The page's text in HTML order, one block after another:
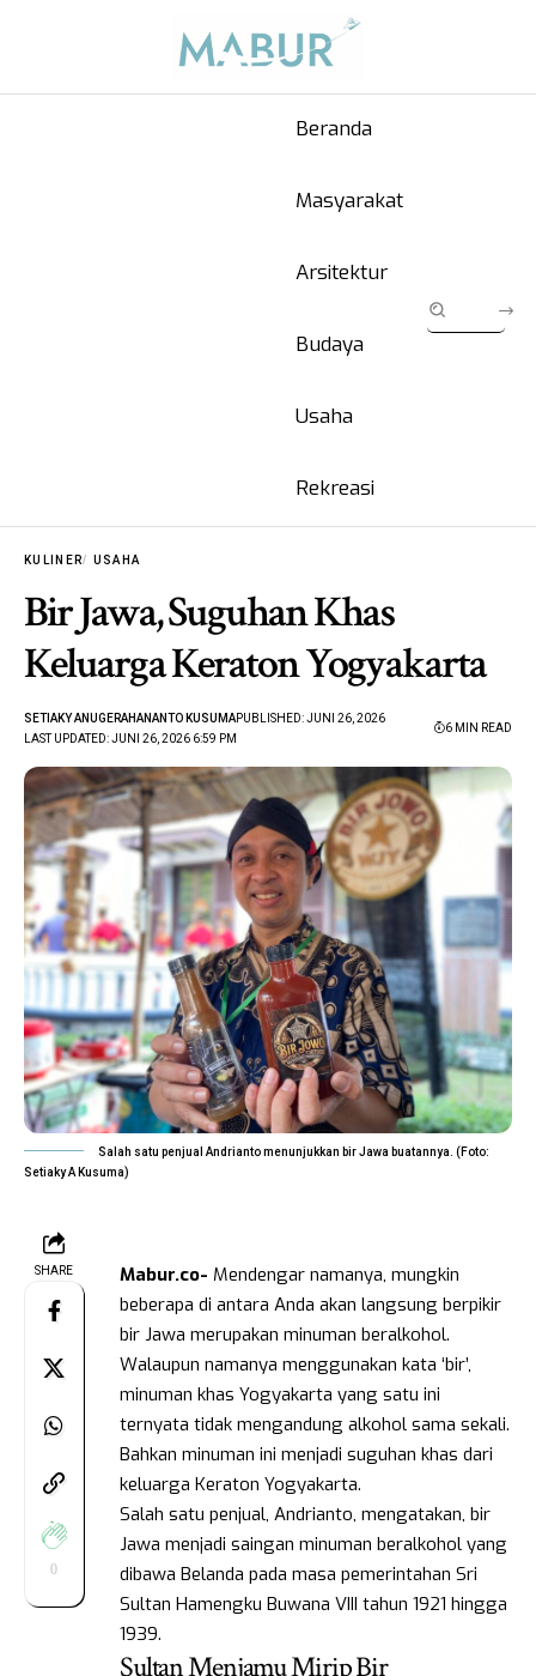
Beranda
Masyarakat
Arsitektur
Budaya
Usaha
Rekreasi
KULINER USAHA
Bir Jawa, Suguhan Khas
Keluarga Keraton Yogyakarta
LAST UPDATED: JUNI 26, 2026 6:59 PM
SETIAKY ANUGERAHANANTO KUSUMAPUBLISHED: JUNI 26, 2026
6 MIN READ
Salah satu penjual Andrianto menunjukkan bir Jawa buatannya. (Foto:
Setiaky A Kusuma)
SHARE
0
Mabur.co- Mendengar namanya, mungkin
beberapa di antara Anda akan langsung berpikir
bir Jawa merupakan minuman beralkohol.
Walaupun namanya menggunakan kata ‘bir’,
minuman khas Yogyakarta yang satu ini
ternyata tidak mengandung alkohol sama sekali.
Bahkan minuman ini menjadi suguhan khas dari
keluarga Keraton Yogyakarta.
Salah satu penjual, Andrianto, mengatakan, bir
Jawa menjadi saingan minuman beralkohol yang
dibawa Belanda pada masa pemerintahan Sri
Sultan Hamengku Buwana VIII tahun 1921 hingga
1939.
Sultan Menjamu Mirip Bir